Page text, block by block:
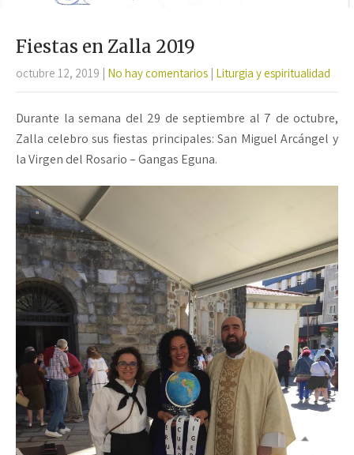
Fiestas en Zalla 2019
octubre 12, 2019 No hay comentarios Liturgia y espiritualidad
Durante la semana del 29 de septiembre al 7 de octubre,
Zalla celebro sus fiestas principales: San Miguel Arcángel y
la Virgen del Rosario – Gangas Eguna.